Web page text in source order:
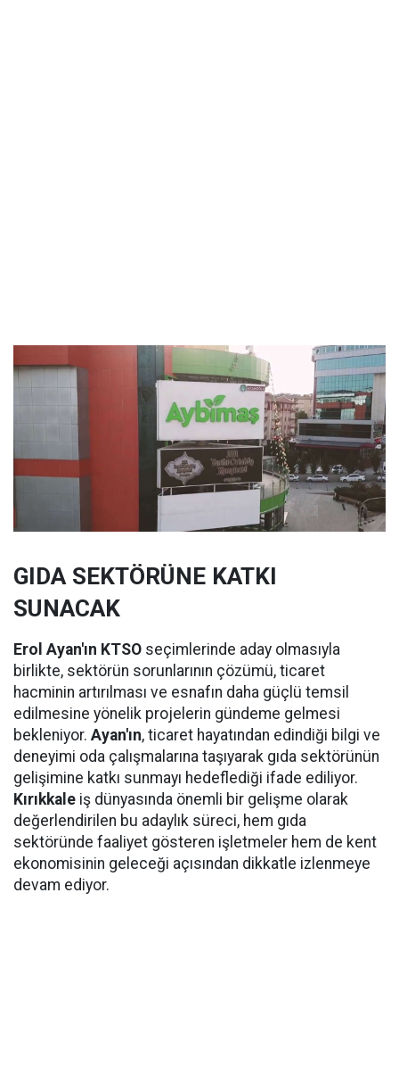
GIDA SEKTÖRÜNE KATKI
SUNACAK
Erol Ayan'ın KTSO seçimlerinde aday olmasıyla
birlikte, sektörün sorunlarının çözümü, ticaret
hacminin artırılması ve esnafın daha güçlü temsil
edilmesine yönelik projelerin gündeme gelmesi
bekleniyor. Ayan'ın, ticaret hayatından edindiği bilgi ve
deneyimi oda çalışmalarına taşıyarak gıda sektörünün
gelişimine katkı sunmayı hedeflediği ifade ediliyor.
Kırıkkale iş dünyasında önemli bir gelişme olarak
değerlendirilen bu adaylık süreci, hem gıda
sektöründe faaliyet gösteren işletmeler hem de kent
ekonomisinin geleceği açısından dikkatle izlenmeye
devam ediyor.